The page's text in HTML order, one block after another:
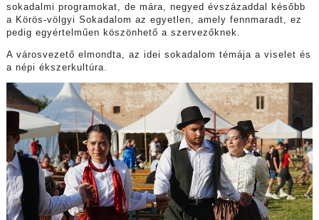
sokadalmi programokat, de mára, negyed évszázaddal később
a Körös-völgyi Sokadalom az egyetlen, amely fennmaradt, ez
pedig egyértelműen köszönhető a szervezőknek.
A városvezető elmondta, az idei sokadalom témája a viselet és
a népi ékszerkultúra.